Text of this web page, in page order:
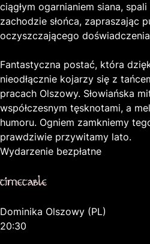
ciągłym ogarnianiem siana,
zachodzie słońca, zapraszając
oczyszczającego
Fantastyczna postać, która
nieodłącznie kojarzy się z
pracach Olszowy. Słowiańska
współczesnym tęsknotami, a
humoru. Ogniem zamkniemy
prawdziwie przywitamy lato.
Wydarzenie bezpłatne
timetable
Dominika Olszowy (PL)
20:30